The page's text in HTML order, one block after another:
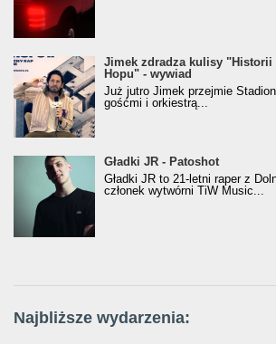
Jimek zdradza kulisy "Historii
Hopu" - wywiad
Jimek zdradza kulisy "Historii
Hopu" - wywiad
Już jutro Jimek przejmie
gośćmi i orkiestrą...
Gładki JR - Patoshot
Gładki JR - Patoshot
Gładki JR to 21-letni raper z
członek wytwórni TiW Music...
Najbliższe wydarzenia: